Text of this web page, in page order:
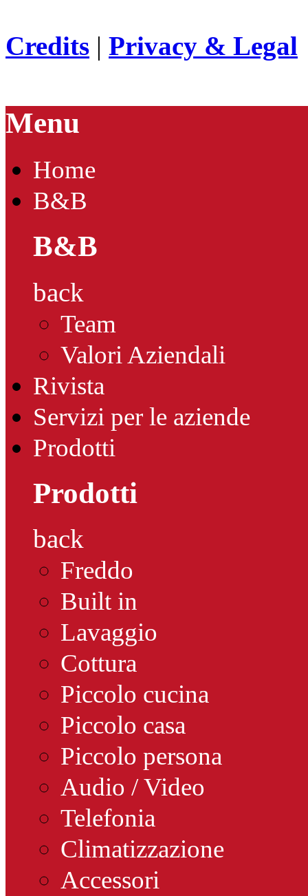
Credits | Privacy & Legal
Menu
Home
B&B
B&B
back
Team
Valori Aziendali
Rivista
Servizi per le aziende
Prodotti
Prodotti
back
Freddo
Built in
Lavaggio
Cottura
Piccolo cucina
Piccolo casa
Piccolo persona
Audio / Video
Telefonia
Climatizzazione
Accessori